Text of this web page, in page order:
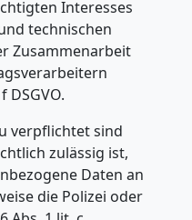
Interesses
technischen
Zusammenarbeit
DSGVO.
verpflichtet sind
zulässig ist,
Daten an
die Polizei oder